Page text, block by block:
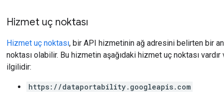
Hizmet uç noktası
Hizmet uç noktası, bir API hizmetinin ağ adresini belirten bir
noktası olabilir. Bu hizmetin aşağıdaki hizmet uç noktası
ilgilidir:
https://dataportability.googleapis.com